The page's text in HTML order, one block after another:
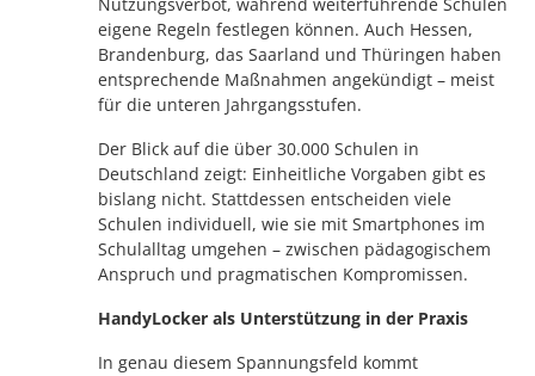
eigene Regeln festlegen können. Auch Hessen,
Brandenburg, das Saarland und Thüringen haben
entsprechende Maßnahmen angekündigt – meist
für die unteren Jahrgangsstufen.
Der Blick auf die über 30.000 Schulen in
Deutschland zeigt: Einheitliche Vorgaben gibt es
bislang nicht. Stattdessen entscheiden viele
Schulen individuell, wie sie mit Smartphones im
Schulalltag umgehen – zwischen pädagogischem
Anspruch und pragmatischen Kompromissen.
HandyLocker als Unterstützung in der Praxis
In genau diesem Spannungsfeld kommt